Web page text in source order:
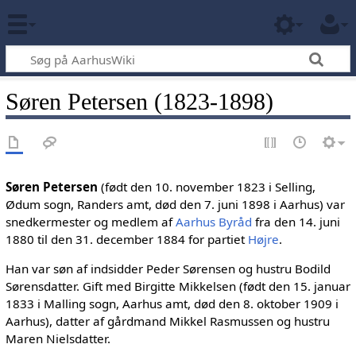
Søren Petersen (1823-1898)
Søren Petersen (født den 10. november 1823 i Selling,
Ødum sogn, Randers amt, død den 7. juni 1898 i Aarhus) var
snedkermester og medlem afAarhus Byråd fra den 14. juni
1880 til den 31. december 1884 for partiet Højre.
Han var søn af indsidder Peder Sørensen og hustru Bodild
Sørensdatter. Gift med Birgitte Mikkelsen (født den 15. januar
1833 i Malling sogn, Aarhus amt, død den 8. oktober 1909 i
Aarhus), datter af gårdmand Mikkel Rasmussen og hustru
Maren Nielsdatter.